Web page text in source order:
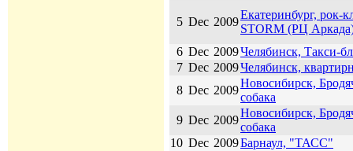
5 Dec 2009
Екатеринбург, рок-
STORM (РЦ
6 Dec 2009Челябинск, Такси-
7 Dec 2009Челябинск,
8 Dec 2009
Новосибирск,
собака
9 Dec 2009
Новосибирск,
собака
10 Dec 2009Барнаул, "ТАСС"